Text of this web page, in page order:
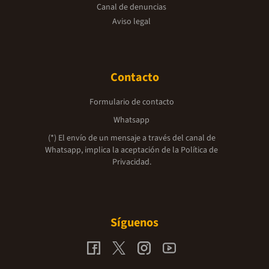
Canal de denuncias
Aviso legal
Contacto
Formulario de contacto
Whatsapp
(*) El envío de un mensaje a través del canal de
Whatsapp, implica la aceptación de la Política de
Privacidad.
Síguenos